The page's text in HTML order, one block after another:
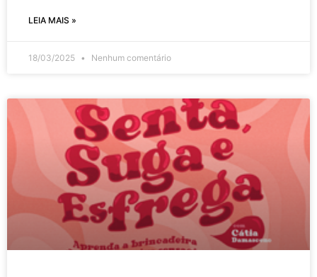
LEIA MAIS »
18/03/2025 Nenhum comentário